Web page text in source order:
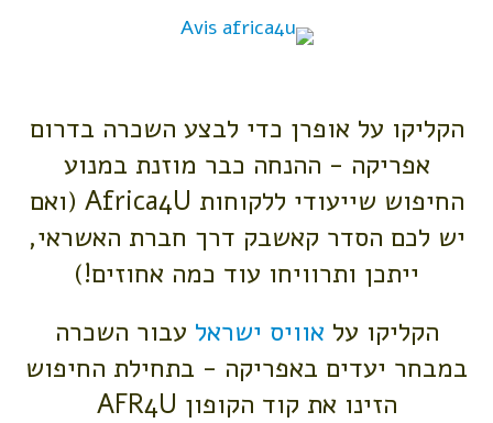
הקליקו על אופרן כדי לבצע השכרה בדרום
אפריקה - ההנחה כבר מוזנת במנוע
החיפוש שייעודי ללקוחות Africa4U (ואם
יש לכם הסדר קאשבק דרך חברת האשראי,
ייתכן ותרוויחו עוד כמה אחוזים!)
הקליקו על אוויס ישראל עבור השכרה
במבחר יעדים באפריקה - בתחילת החיפוש
הזינו את קוד הקופון AFR4U